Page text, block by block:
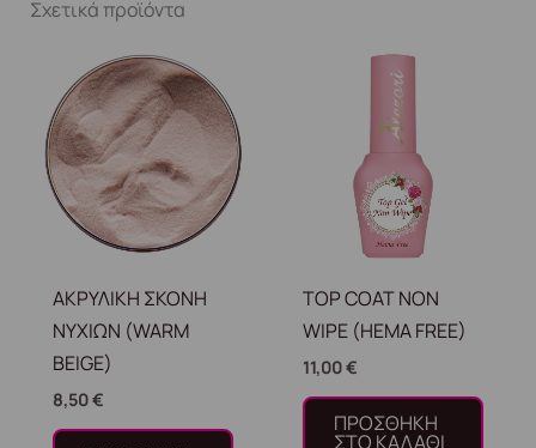
Σχετικά προϊόντα
ΑΚΡΥΛΙΚΗ ΣΚΟΝΗ
ΝΥΧΙΩΝ (WARM
BEIGE)
8,50€
TOP COAT NON
WIPE (HEMA FREE)
11,00€
ΠΡΟΣΘΉΚΗ
ΣΤΟ ΚΑΛΆΘΙ